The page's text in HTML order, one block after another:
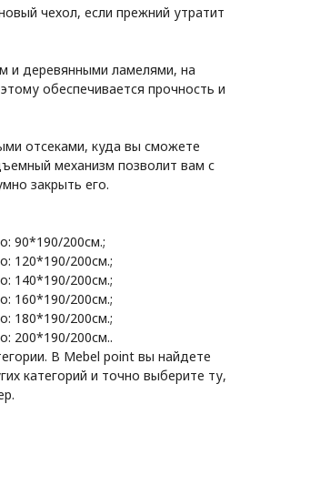
чехол, если прежний утратит
и деревянными ламелями, на
обеспечивается прочность и
отсеками, куда вы сможете
механизм позволит вам с
закрыть его.
90*190/200см.;
120*190/200см.;
140*190/200см.;
160*190/200см.;
180*190/200см.;
200*190/200см..
В Mebel point вы найдете
категорий и точно выберите ту,